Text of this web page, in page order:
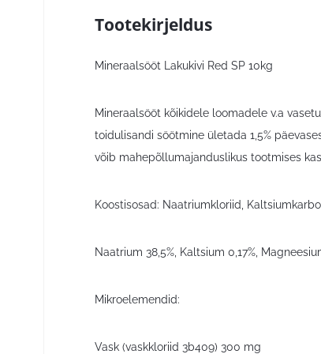
Tootekirjeldus
Mineraalsööt Lakukivi Red SP 10kg
Mineraalsööt kõikidele loomadele v.a
toidulisandi söötmine ületada 1,5%
võib mahepõllumajanduslikus tootmises
Koostisosad: Naatriumkloriid,
Naatrium 38,5%, Kaltsium 0,17%,
Mikroelemendid:
Vask (vaskkloriid 3b409) 300 mg